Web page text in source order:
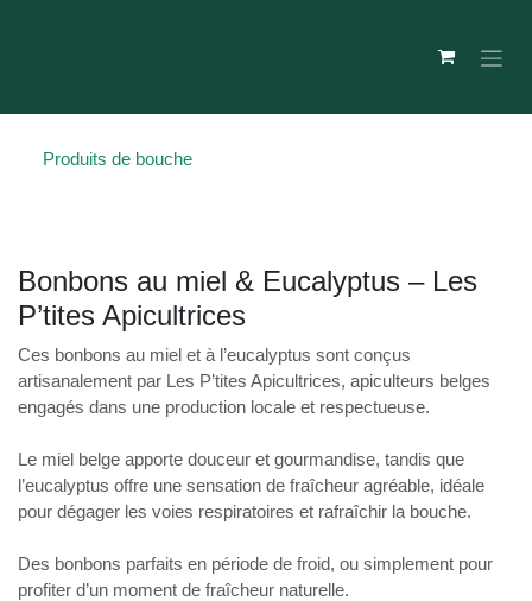
Produits de bouche
Bonbons au miel & Eucalyptus – Les
P’tites Apicultrices
Ces bonbons au miel et à l’eucalyptus sont conçus
artisanalement par Les P’tites Apicultrices, apiculteurs belges
engagés dans une production locale et respectueuse.
Le miel belge apporte douceur et gourmandise, tandis que
l’eucalyptus offre une sensation de fraîcheur agréable, idéale
pour dégager les voies respiratoires et rafraîchir la bouche.
Des bonbons parfaits en période de froid, ou simplement pour
profiter d’un moment de fraîcheur naturelle.